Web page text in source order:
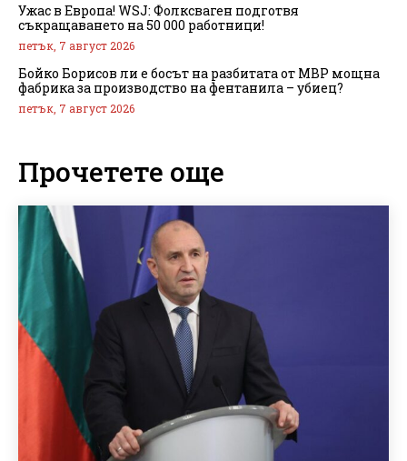
Ужас в Европа! WSJ: Фолксваген подготвя
съкращаването на 50 000 работници!
петък, 7 август 2026
Бойко Борисов ли е босът на разбитата от МВР мощна
фабрика за производство на фентанила – убиец?
петък, 7 август 2026
Прочетете още